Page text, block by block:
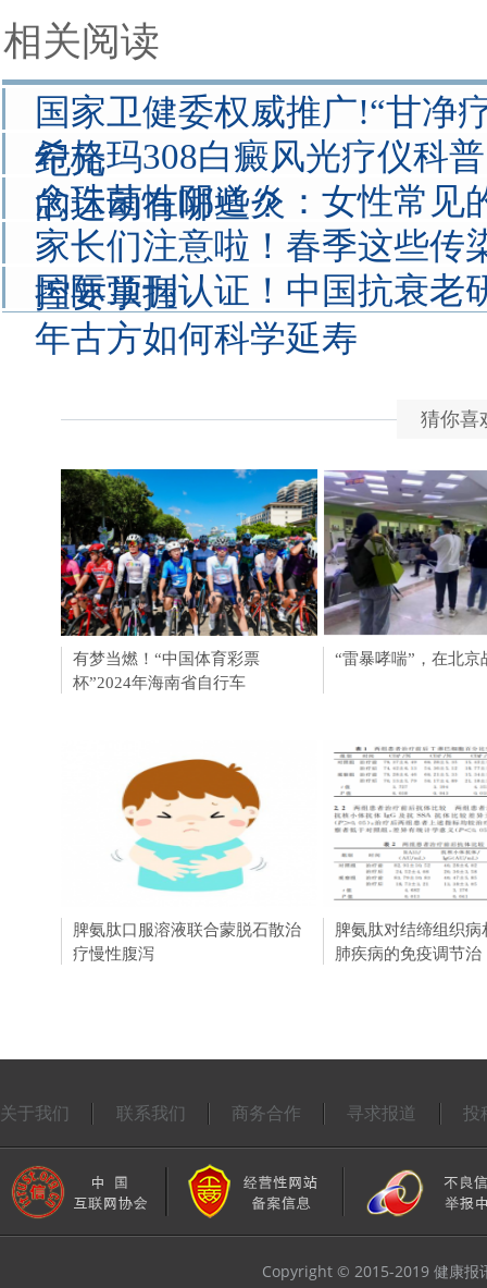
相关阅读
国家卫健委权威推广!“甘净
纪元
希格玛308白癜风光疗仪科
的运动有哪些？
念珠菌性阴道炎：女性常见
家长们注意啦！春季这些传
控要掌握
国际顶刊认证！中国抗衰老
年古方如何科学延寿
猜你喜
有梦当燃！“中国体育彩票
杯”2024年海南省自行车
醉美黔韵 贵品入浙
“雷暴哮喘”，在北京
脾氨肽口服溶液联合蒙脱石散治
疗慢性腹泻
年轻人入坑引起中医
议的中医何时成了香
脾氨肽对结缔组织病
肺疾病的免疫调节治
关于我们 联系我们 商务合作 寻求报道 投
Copyright © 2015-2019 健康报